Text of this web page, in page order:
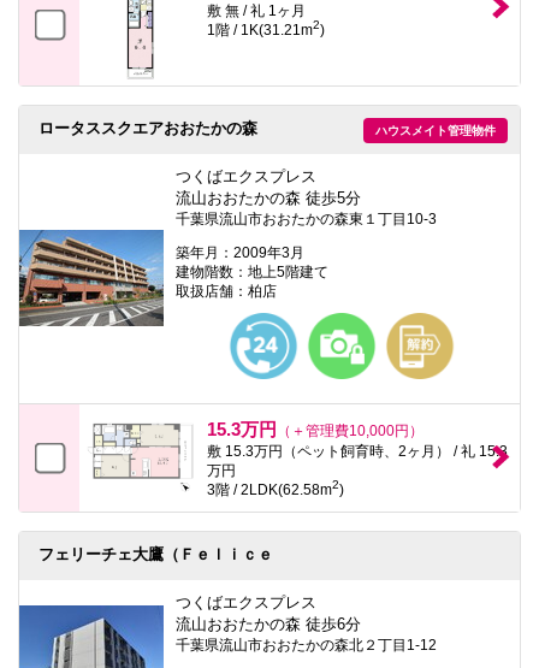
敷 無 / 礼 1ヶ月
1階 / 1K(31.21m2)
ハウスメイト管理物件
ロータススクエアおおたかの森
つくばエクスプレス
流山おおたかの森 徒歩5分
千葉県流山市おおたかの森東１丁目10-3
築年月：2009年3月
建物階数：地上5階建て
取扱店舗：柏店
15.3万円
（＋管理費10,000円）
敷 15.3万円（ペット飼育時、2ヶ月） / 礼 15.3
万円
3階 / 2LDK(62.58m2)
フェリーチェ大鷹（Ｆｅｌｉｃｅ
つくばエクスプレス
流山おおたかの森 徒歩6分
千葉県流山市おおたかの森北２丁目1-12